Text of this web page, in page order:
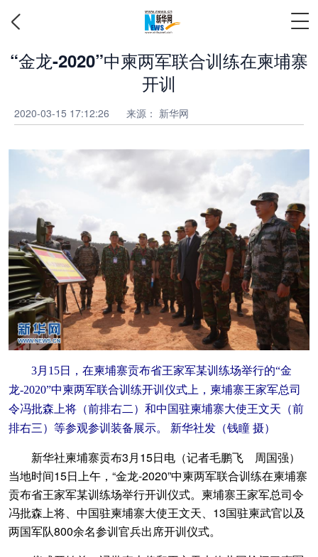
“金龙-2020”中柬两军联合训练在柬埔寨
开训
2020-03-15 17:12:26 来源： 新华网
3月15日，在柬埔寨贡布省王家军某训练场举行的“金
龙-2020”中柬两军联合训练开训仪式上，柬埔寨王家军总司
令冯批森上将（前排右二）和中国驻柬埔寨大使王文天（前
排右三）等参观参训装备展示。 新华社发（钱瞳 摄）
新华社柬埔寨贡布3月15日电（记者毛鹏飞 周国强）
当地时间15日上午，“金龙-2020”中柬两军联合训练在柬埔寨
贡布省王家军某训练场举行开训仪式。柬埔寨王家军总司令
冯批森上将、中国驻柬埔寨大使王文天、13国驻柬武官以及
两国军队800余名参训官兵出席开训仪式。